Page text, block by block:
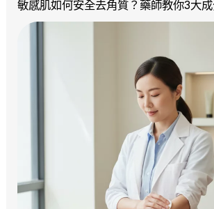
敏感肌如何安全去角質？藥師教你3大